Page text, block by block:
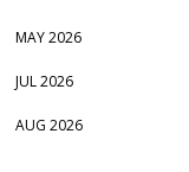
MAY 2026
JUL 2026
AUG 2026